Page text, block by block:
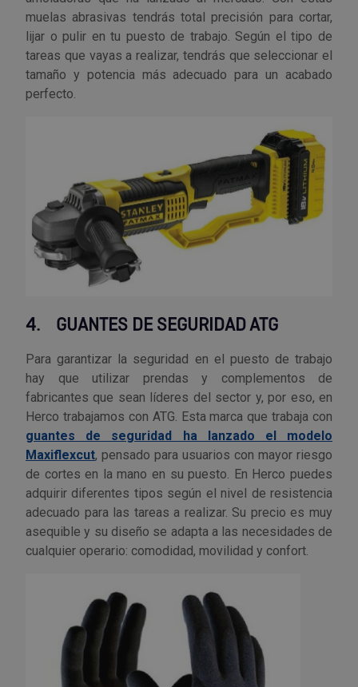
muelas abrasivas tendrás total precisión para cortar,
lijar o pulir en tu puesto de trabajo. Según el tipo de
tareas que vayas a realizar, tendrás que seleccionar el
tamaño y potencia más adecuado para un acabado
perfecto.
4. GUANTES DE SEGURIDAD ATG
Para garantizar la seguridad en el puesto de trabajo
hay que utilizar prendas y complementos de
fabricantes que sean líderes del sector y, por eso, en
Herco trabajamos con ATG. Esta marca que trabaja con
guantes de seguridad ha lanzado el modelo
Maxiflexcut, pensado para usuarios con mayor riesgo
de cortes en la mano en su puesto. En Herco puedes
adquirir diferentes tipos según el nivel de resistencia
adecuado para las tareas a realizar. Su precio es muy
asequible y su diseño se adapta a las necesidades de
cualquier operario: comodidad, movilidad y confort.